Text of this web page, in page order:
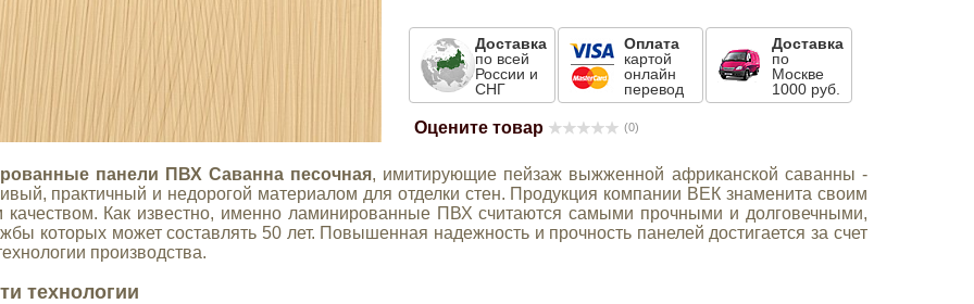
Доставка
по всей
России и
СНГ
Оплата
картой
онлайн
перевод
Доставка
по
Москве
1000 руб.
Оцените товар (0)
панели ПВХ Саванна песочная, имитирующие пейзаж выжженной африканской саванны -
практичный и недорогой материалом для отделки стен. Продукция компании ВЕК знаменита своим
качеством. Как известно, именно ламинированные ПВХ считаются самыми прочными и долговечными,
которых может составлять 50 лет. Повышенная надежность и прочность панелей достигается за счет
производства.
технологии